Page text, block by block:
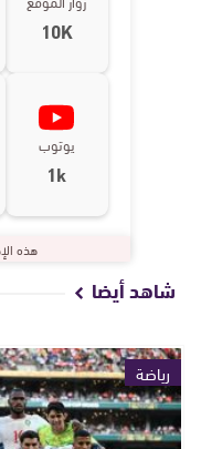
10K
يوتوب
1k
هذه
شاهد أيضا
رياضة